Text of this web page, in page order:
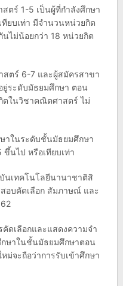
ตร์ 1-5 เป็นผู้ที่กําลังศึกษา
ยบเท่า มีจํานวนหน่วยกิต
ไม่น้อยกว่า 18 หน่วยกิต
สตร์ 6-7 และผู้สมัครสาขา
ยู่ระดับมัธยมศึกษา ตอน
ตในวิชาคณิตศาสตร์ ไม่
าในระดับชั้นมัธยมศึกษา
ขึ้นไป หรือเทียบเท่า
นเทคโนโลยีนานาชาติสิ
อบคัดเลือก สัมภาษณ์ และ
ดเลือกและแสดงความจํา
กษาในชั้นมัธยมศึกษาตอน
ม่จะถือว่าการรับเข้าศึกษา